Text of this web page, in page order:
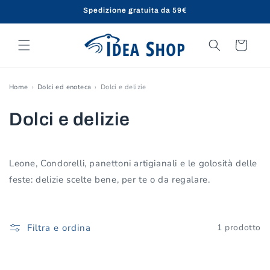
ai contenuti
Spedizione gratuita da 59€
Carrello
Home Dolci ed enoteca Dolci e delizie
C
l
l
z
Dolci e delizie
Leone, Condorelli, panettoni artigianali e le golosità delle
feste: delizie scelte bene, per te o da regalare.
Filtra e ordina 1 prodotto